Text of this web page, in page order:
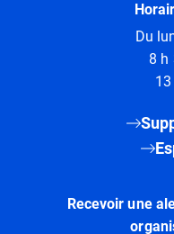
Du
8 h
Recevoir une